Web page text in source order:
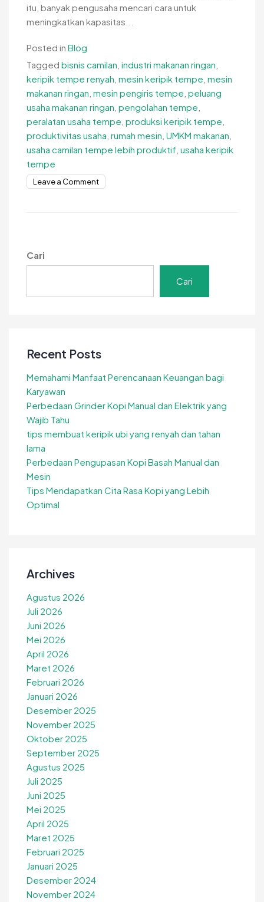
itu, banyak pengusaha mencari cara untuk
meningkatkan kapasitas...
Posted in Blog
Tagged bisnis camilan industri makanan ringan
keripik tempe renyah mesin keripik tempe mesin
makanan ringan mesin pengiris tempe peluang
usaha makanan ringan pengolahan tempe
peralatan usaha tempe produksi keripik tempe
produktivitas usaha rumah mesin UMKM makanan
usaha camilan tempe lebih produktif usaha keripik
tempe
Leave a Commenton
dengan
Cari
Cari
Recent Posts
Memahami Manfaat Perencanaan Keuangan bagi
Karyawan
Perbedaan Grinder Kopi Manual dan Elektrik yang
Wajib Tahu
tips membuat keripik ubi yang renyah dan tahan
lama
Perbedaan Pengupasan Kopi Basah Manual dan
Mesin
Tips Mendapatkan Cita Rasa Kopi yang Lebih
Optimal
Archives
Agustus 2026
Juli 2026
Juni 2026
Mei 2026
April 2026
Maret 2026
Februari 2026
Januari 2026
Desember 2025
November 2025
Oktober 2025
September 2025
Agustus 2025
Juli 2025
Juni 2025
Mei 2025
April 2025
Maret 2025
Februari 2025
Januari 2025
Desember 2024
November 2024